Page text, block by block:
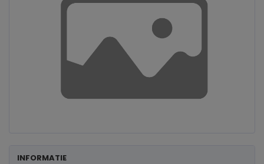
INFORMATIE